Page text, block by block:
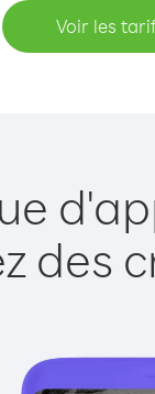
Voir les
des